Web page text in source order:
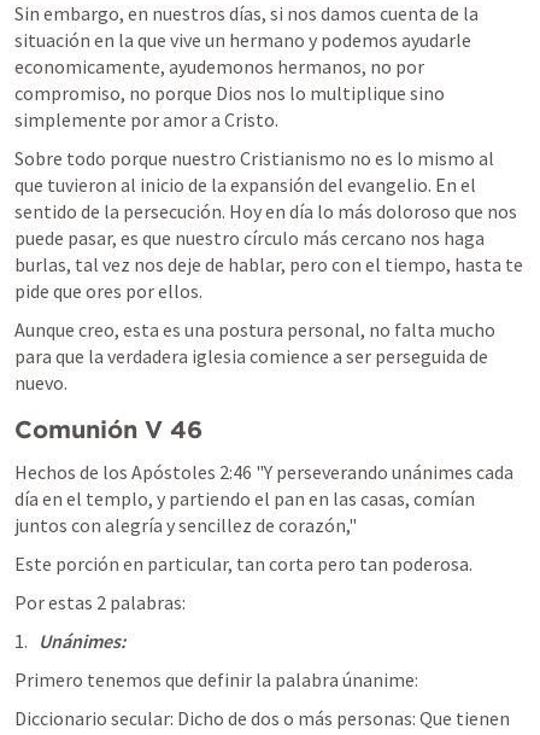
Sin embargo, en nuestros días, si nos damos cuenta de la
situación en la que vive un hermano y podemos ayudarle
economicamente, ayudemonos hermanos, no por
compromiso, no porque Dios nos lo multiplique sino
simplemente por amor a Cristo.
Sobre todo porque nuestro Cristianismo no es lo mismo al
que tuvieron al inicio de la expansión del evangelio. En el
sentido de la persecución. Hoy en día lo más doloroso que nos
puede pasar, es que nuestro círculo más cercano nos haga
burlas, tal vez nos deje de hablar, pero con el tiempo, hasta te
pide que ores por ellos.
Aunque creo, esta es una postura personal, no falta mucho
para que la verdadera iglesia comience a ser perseguida de
nuevo.
Comunión V 46
Hechos de los Apóstoles 2:46 "Y perseverando unánimes cada
día en el templo, y partiendo el pan en las casas, comían
juntos con alegría y sencillez de corazón,"
Este porción en particular, tan corta pero tan poderosa.
Por estas 2 palabras:
Unánimes:
Primero tenemos que definir la palabra únanime:
Diccionario secular: Dicho de dos o más personas: Que tienen